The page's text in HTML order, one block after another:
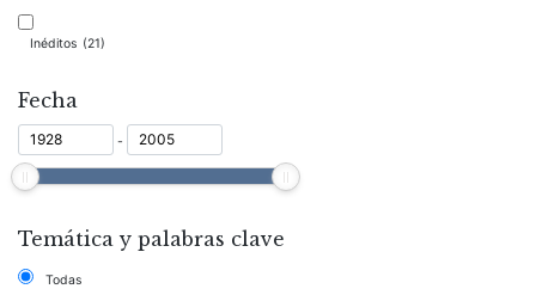
Inéditos (21)
Fecha
-
Temática y palabras clave
Todas